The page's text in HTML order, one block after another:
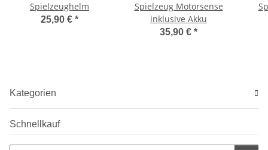
Spielzeughelm
25,90 € *
Spielzeug Motorsense
inklusive Akku
35,90 € *
Kategorien
Schnellkauf